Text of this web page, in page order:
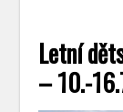
Letní
– 10.-